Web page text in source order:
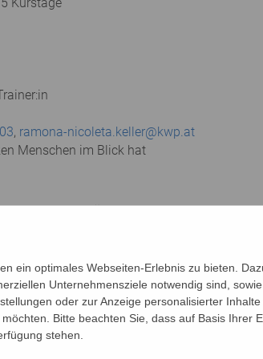
, ramona-nicoleta.keller@kwp.at
Menschen im Blick hat
durch Übungen für Konzentration,
Mit Schwung und Spaß trainieren Sie
in der Gruppe an. Sie beschäftigen
Raum der LIMA Gruppe ebenfalls
Älterwerdens können mit Gleichgesinnten
ein optimales Webseiten-Erlebnis zu bieten.
Unternehmensziele notwendig sind,
oder zur Anzeige personalisierter
Bitte beachten Sie, dass auf Basis Ihrer
stehen.